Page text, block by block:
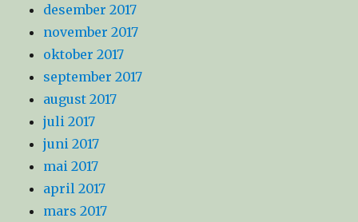
desember 2017
november 2017
oktober 2017
september 2017
august 2017
juli 2017
juni 2017
mai 2017
april 2017
mars 2017